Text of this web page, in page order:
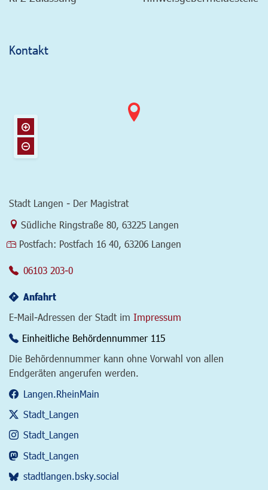
Kontakt
Stadt Langen - Der Magistrat
Link zur Google-Maps Navigation
Südliche Ringstraße 80, 63225 Langen
Postfach: Postfach 16 40, 63206 Langen
06103 203-0
Anfahrt
E-Mail-Adressen der Stadt im Impressum
Einheitliche Behördennummer 115
Die Behördennummer kann ohne Vorwahl von allen
Endgeräten angerufen werden.
Langen.RheinMain
Stadt_Langen
Stadt_Langen
Stadt_Langen
stadtlangen.bsky.social